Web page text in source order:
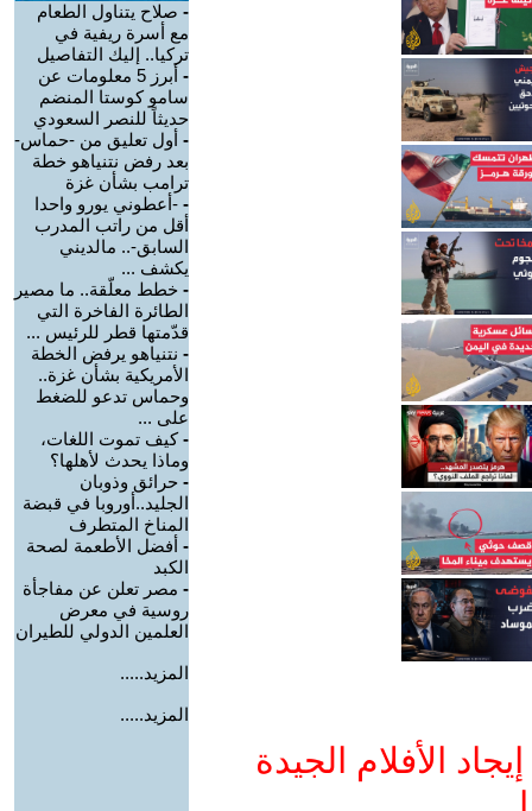
الأفلام الجيدة
- صلاح يتناول الطعام
مع أسرة ريفية في
تركيا.. إليك التفاصيل
-
أبرز 5 معلومات عن
سامو كوستا المنضم
حديثاً للنصر السعودي
- أول تعليق من -حماس-
بعد رفض نتنياهو خطة
ترامب بشأن غزة
- -أعطوني يورو واحدا
أقل من راتب المدرب
السابق-.. مالديني
يكشف ...
- خطط معلّقة.. ما مصير
الطائرة الفاخرة التي
قدّمتها قطر للرئيس ...
- نتنياهو يرفض الخطة
الأمريكية بشأن غزة..
وحماس تدعو للضغط
على ...
-كيف تموت اللغات،
وماذا يحدث لأهلها؟
- حرائق وذوبان
الجليد..أوروبا في قبضة
المناخ المتطرف
- أفضل الأطعمة لصحة
الكبد
- مصر تعلن عن مفاجأة
روسية في معرض
العلمين الدولي للطيران
المزيد.....
المزيد.....